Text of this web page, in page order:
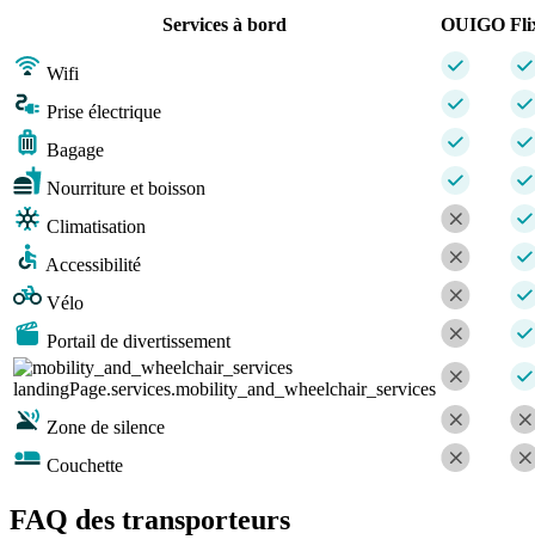
Services à bord
OUIGO
Wifi
Prise électrique
Bagage
Nourriture et boisson
Climatisation
Accessibilité
Vélo
Portail de divertissement
landingPage.services.mobility_and_wheelchair_services
Zone de silence
Couchette
FAQ des transporteurs